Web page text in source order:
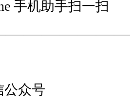
手机助手扫一扫
——
公众号